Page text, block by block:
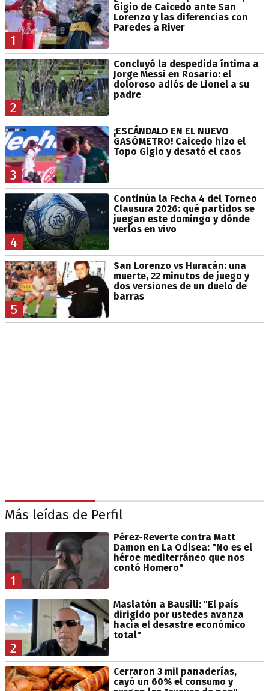
1
Gigio de Caicedo ante San
Lorenzo y las diferencias con
Paredes a River
2
Concluyó la despedida íntima a
Jorge Messi en Rosario: el
doloroso adiós de Lionel a su
padre
3
¡ESCÁNDALO EN EL NUEVO
GASÓMETRO! Caicedo hizo el
Topo Gigio y desató el caos
4
Continúa la Fecha 4 del Torneo
Clausura 2026: qué partidos se
juegan este domingo y dónde
verlos en vivo
5
San Lorenzo vs Huracán: una
muerte, 22 minutos de juego y
dos versiones de un duelo de
barras
Más leídas de Perfil
1
Pérez-Reverte contra Matt
Damon en La Odisea: "No es el
héroe mediterráneo que nos
contó Homero"
2
Maslatón a Bausili: "El país
dirigido por ustedes avanza
hacia el desastre económico
total"
Cerraron 3 mil panaderías,
cayó un 60% el consumo y